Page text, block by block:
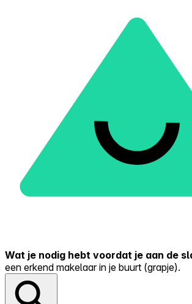
Wat je nodig hebt voordat je aan de
een erkend makelaar in je buurt (grapje).